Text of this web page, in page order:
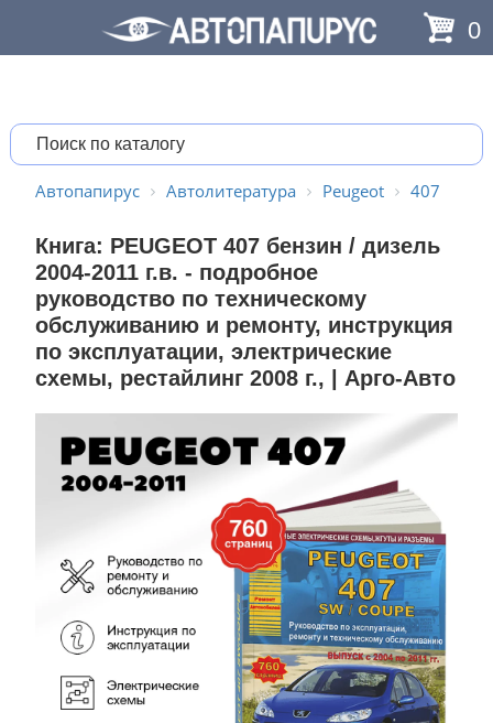
0
Автопапирус Автолитература Peugeot 407
Книга: PEUGEOT 407 бензин / дизель
2004-2011 г.в. - подробное
руководство по техническому
обслуживанию и ремонту, инструкция
по эксплуатации, электрические
схемы, рестайлинг 2008 г., | Арго-Авто